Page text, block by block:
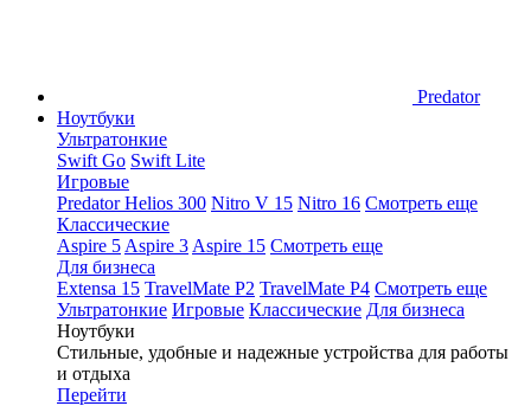
Predator
Ноутбуки
Ультратонкие
Swift Go Swift Lite
Игровые
Predator Helios 300 Nitro V 15 Nitro 16 Смотреть еще
Классические
Aspire 5 Aspire 3 Aspire 15 Смотреть еще
Для бизнеса
Extensa 15 TravelMate P2 TravelMate P4 Смотреть еще
Ультратонкие Игровые Классические Для бизнеса
Ноутбуки
Стильные, удобные и надежные устройства для работы
и отдыха
Перейти